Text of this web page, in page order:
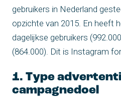
gebruikers in Nederland
opzichte van 2015. En heeft
dagelijkse gebruikers
(864.000). Dit is Instagram
1. Type
campagnedoel